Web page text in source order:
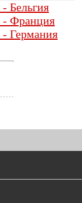
Бельгия
- Франция
- Германия